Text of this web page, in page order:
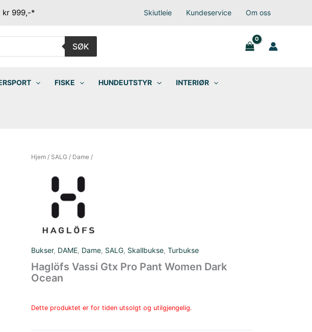
kr 999,-* Skiutleie Kundeservice Om oss
SØK
FISKE HUNDEUTSTYR INTERIØR
Hjem/ SALG / Dame/
Bukser, DAME, Dame, SALG, Skallbukse, Turbukse
Haglöfs Vassi Gtx Pro Pant Women Dark
Ocean
Dette produktet er for tiden utsolgt og utilgjengelig.